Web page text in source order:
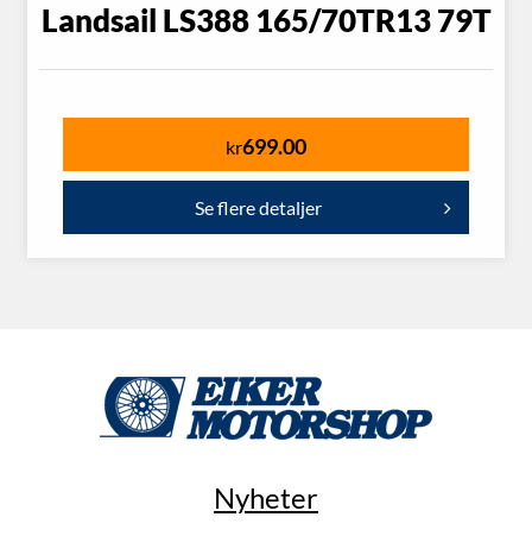
Landsail LS388 165/70TR13 79T
kr699.00
Se flere detaljer
Nyheter